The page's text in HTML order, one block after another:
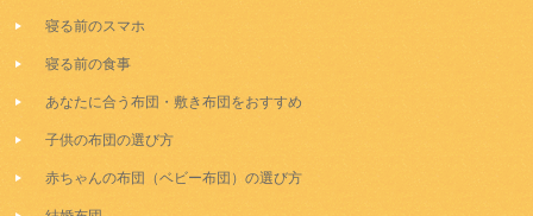
寝る前のスマホ
寝る前の食事
あなたに合う布団・敷き布団をおすすめ
子供の布団の選び方
赤ちゃんの布団（ベビー布団）の選び方